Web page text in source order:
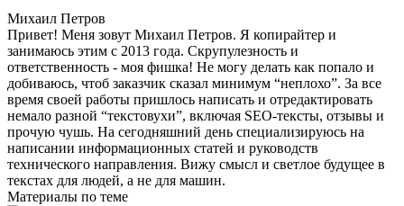
Михаил Петров
Привет! Меня зовут Михаил Петров. Я копирайтер и
занимаюсь этим с 2013 года. Скрупулезность и
ответственность - моя фишка! Не могу делать как попало и
добиваюсь, чтоб заказчик сказал минимум “неплохо”. За все
время своей работы пришлось написать и отредактировать
немало разной “текстовухи”, включая SEO-тексты, отзывы и
прочую чушь. На сегодняшний день специализируюсь на
написании информационных статей и руководств
технического направления. Вижу смысл и светлое будущее в
текстах для людей, а не для машин.
Материалы по теме